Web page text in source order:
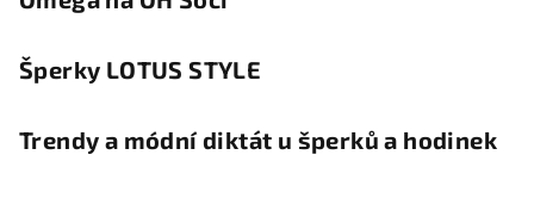
Šperky LOTUS STYLE
Trendy a módní diktát u šperků a hodinek